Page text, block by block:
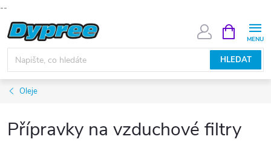
--
Přejít
na
obsah
HLEDAT
NÁKUPNÍ
KOŠÍK
Oleje
Přípravky na vzduchové filtry